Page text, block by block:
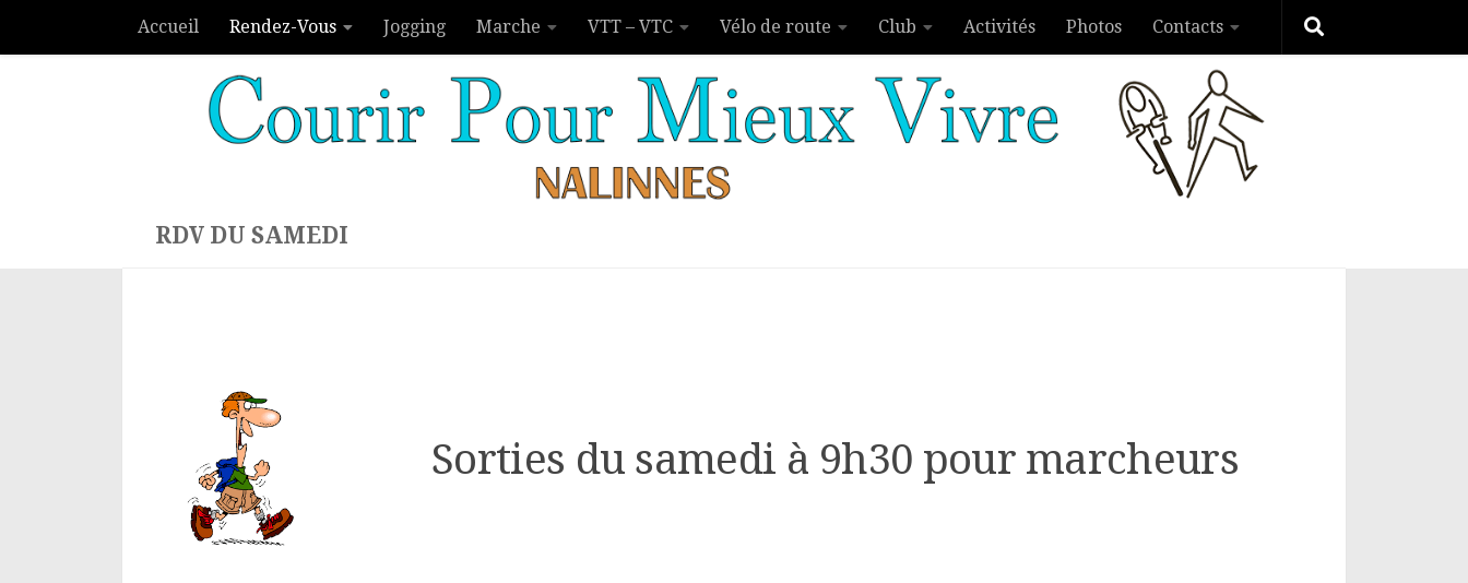
Skip to contentAccueil Rendez-Vous Jogging Marche VTT – VTC Vélo de route Club Activités Photos Contacts
RDV DU SAMEDI
Sorties du samedi à 9h30 pour marcheurs